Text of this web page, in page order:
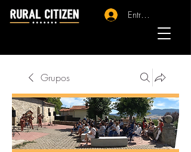
Entrar - Registro
Grupos